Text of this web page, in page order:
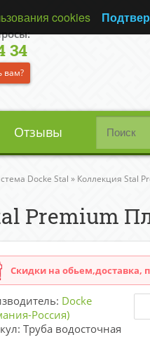
34
вам?
Отзывы
Docke Stal » Коллекция Stal
Premium
Скидки на обьем,доставка,
Docke
Россия)
Труба водосточная
cookies